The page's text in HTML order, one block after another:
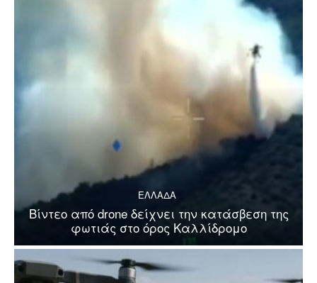
ΕΛΛΑΔΑ
Βίντεο από drone δείχνει την κατάσβεση της
φωτιάς στο όρος Καλλίδρομο